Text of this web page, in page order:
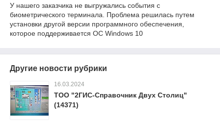
У нашего заказчика не выгружались события с
биометрического терминала. Проблема решилась путем
установки другой версии программного обеспечения,
которое поддерживается ОС Windows 10
Другие новости рубрики
16.03.2024
ТОО "2ГИС-Справочник Двух Столиц"
(14371)